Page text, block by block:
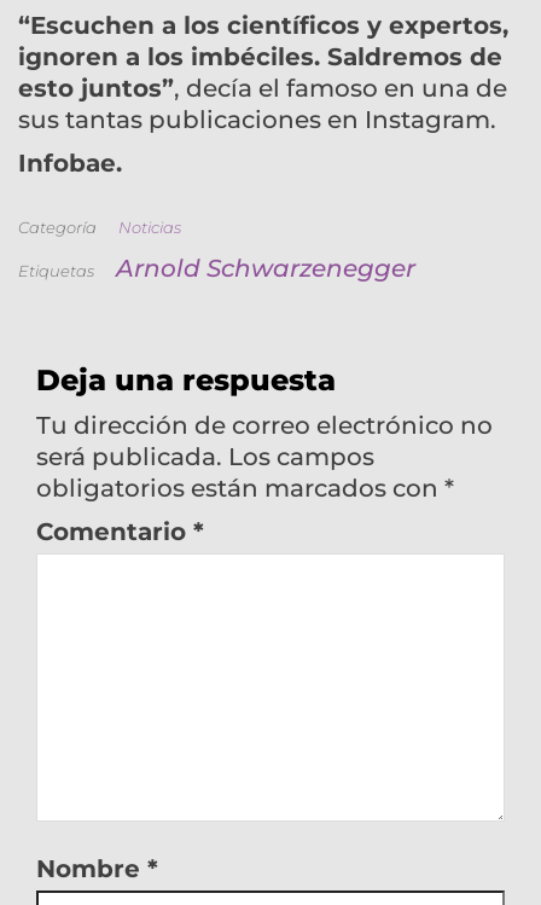
“Escuchen a los científicos y expertos,
ignoren a los imbéciles. Saldremos de
esto juntos”, decía el famoso en una de
sus tantas publicaciones en Instagram.
Infobae.
Categoría Noticias
Etiquetas Arnold Schwarzenegger
Deja una respuesta
Tu dirección de correo electrónico no
será publicada. Los campos
obligatorios están marcados con *
Comentario *
Nombre *